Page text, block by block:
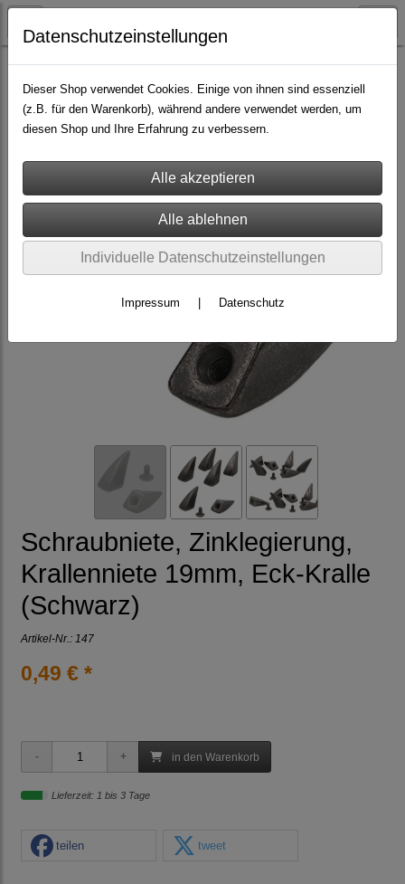
Nieten & Zubehör Schraubnieten >> Stück
Schraubniete, Zinklegierung,
Krallenniete 19mm, Eck-Kralle
(Schwarz)
Artikel-Nr.: 147
0,49 € *
in den Warenkorb
Lieferzeit: 1 bis 3 Tage
teilen tweet
Datenschutzeinstellungen
Dieser Shop verwendet Cookies. Einige von ihnen sind essenziell
(z.B. für den Warenkorb), während andere verwendet werden, um
diesen Shop und Ihre Erfahrung zu verbessern.
Individuelle Datenschutzeinstellungen
Impressum Datenschutz